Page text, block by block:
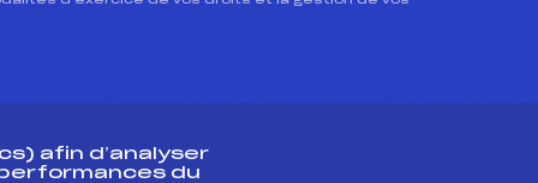
afin d’analyser
du